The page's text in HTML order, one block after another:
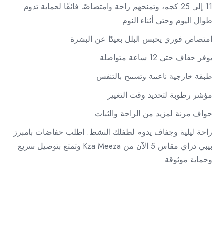
11 إلى 25 كجم، وتمنحهم راحة وامتصاصًا فائقًا لحماية تدوم
طوال اليوم وحتى أثناء النوم.
امتصاص فوري يحبس البلل بعيدًا عن البشرة
يوفر جفاف حتى 12 ساعة متواصلة
طبقة خارجية ناعمة وتسمح بالتنفس
مؤشر رطوبة لتحديد وقت التغيير
حواف مرنة لمزيد من الراحة والثبات
راحة ليلية وجفاف يدوم لطفلك النشط. اطلب حفاضات بامبرز
بيبي دراي مقاس 5 الآن من Kza Meeza وتمتع بتوصيل سريع
وحماية موثوقة.